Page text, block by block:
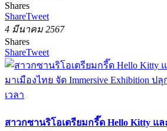
Shares
ShareTweet
4 มีนาคม 2567
Shares
ShareTweet
สาวกซานริโอเตรียมกรี๊ด Hello Kitty แ